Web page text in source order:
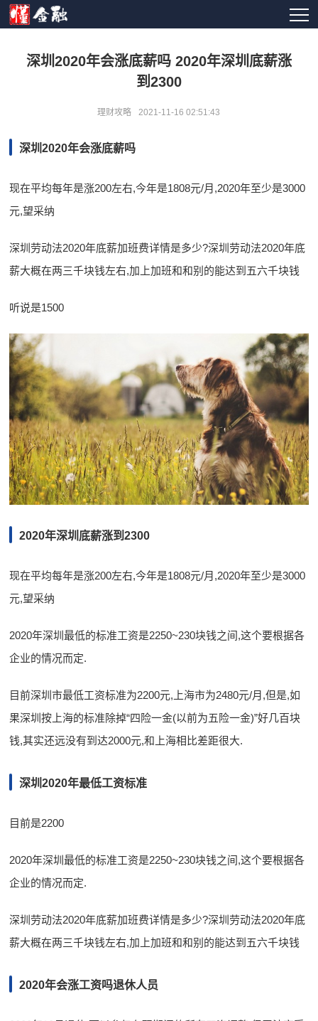
深圳2020年会涨底薪吗 2020年深圳底薪涨
到2300
理财攻略 2021-11-16 02:51:43
深圳2020年会涨底薪吗
现在平均每年是涨200左右,今年是1808元/月,2020年至少是3000
元,望采纳
深圳劳动法2020年底薪加班费详情是多少?深圳劳动法2020年底
薪大概在两三千块钱左右,加上加班和和别的能达到五六千块钱
听说是1500
2020年深圳底薪涨到2300
现在平均每年是涨200左右,今年是1808元/月,2020年至少是3000
元,望采纳
2020年深圳最低的标准工资是2250~230块钱之间,这个要根据各
企业的情况而定.
目前深圳市最低工资标准为2200元,上海市为2480元/月,但是,如
果深圳按上海的标准除掉“四险一金(以前为五险一金)”好几百块
钱,其实还远没有到达2000元,和上海相比差距很大.
深圳2020年最低工资标准
目前是2200
2020年深圳最低的标准工资是2250~230块钱之间,这个要根据各
企业的情况而定.
深圳劳动法2020年底薪加班费详情是多少?深圳劳动法2020年底
薪大概在两三千块钱左右,加上加班和和别的能达到五六千块钱
2020年会涨工资吗退休人员